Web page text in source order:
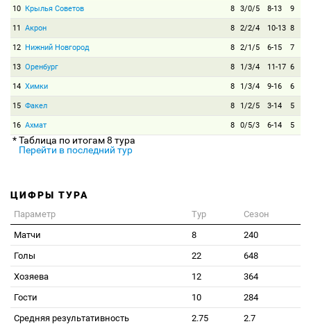
10 Крылья Советов 8 3/0/5 8-13 9
11 Акрон 8 2/2/4 10-13 8
12 Нижний Новгород 8 2/1/5 6-15 7
13 Оренбург 8 1/3/4 11-17 6
14 Химки 8 1/3/4 9-16 6
15 Факел 8 1/2/5 3-14 5
16 Ахмат 8 0/5/3 6-14 5
* Таблица по итогам 8 тура
Перейти в последний тур
ЦИФРЫ ТУРА
Параметр Тур
Сезон
Матчи
8
240
Голы
22
648
Хозяева
12
364
Гости
10
284
Средняя результативность
2.75
2.7